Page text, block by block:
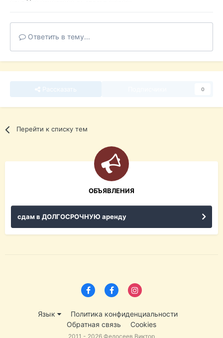
Ответить в тему...
0
Перейти к списку тем
ОБЪЯВЛЕНИЯ
сдам в ДОЛГОСРОЧНУЮ аренду
Язык
Политика конфиденциальности
Обратная связь
Cookies
2011 - 2026 Федосеев Виктор